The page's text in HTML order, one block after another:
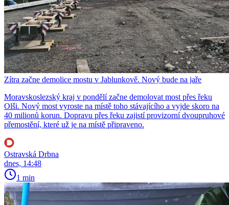
Zítra začne demolice mostu v Jablunkově. Nový bude na jaře
Moravskoslezský kraj v pondělí začne demolovat most přes řeku
Olši. Nový most vyroste na místě toho stávajícího a vyjde skoro na
40 milionů korun. Dopravu přes řeku zajistí provizorní dvoupruhové
přemostění, které už je na místě připraveno.
Ostravská Drbna
dnes, 14:48
1 min